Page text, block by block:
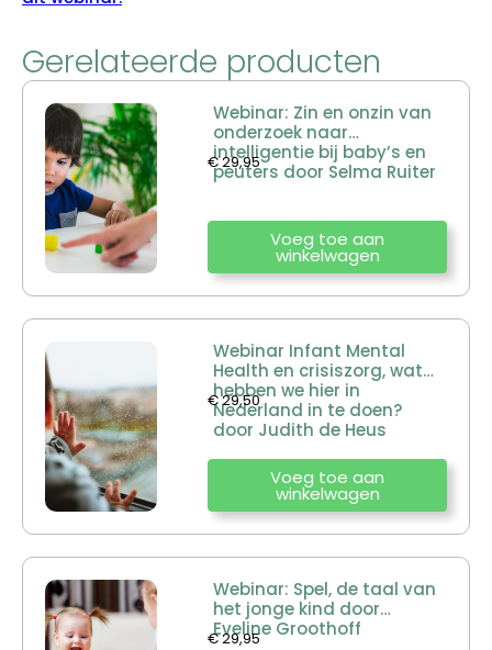
Gerelateerde producten
Webinar: Zin en onzin van
onderzoek naar
intelligentie bij baby’s en
peuters door Selma Ruiter
€29,95
Voeg toe aan
winkelwagen
Webinar Infant Mental
Health en crisiszorg, wat
hebben we hier in
Nederland in te doen?
door Judith de Heus
€29,50
Voeg toe aan
winkelwagen
Webinar: Spel, de taal van
het jonge kind door
Eveline Groothoff
€29,95